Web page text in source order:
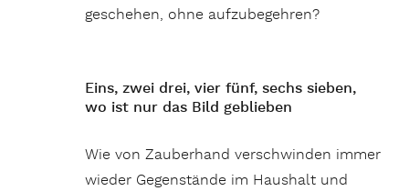
geschehen, ohne aufzubegehren?
Eins, zwei drei, vier fünf, sechs sieben,
wo ist nur das Bild geblieben
Wie von Zauberhand verschwinden immer
wieder Gegenstände im Haushalt und